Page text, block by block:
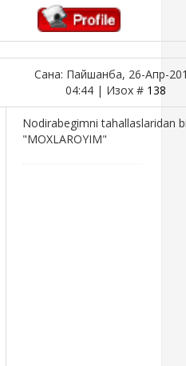
Сана: Пайшанба, 26-Апр-
04:44 | Изох # 138
Nodirabegimni tahallaslaridan
"MOXLAROYIM"